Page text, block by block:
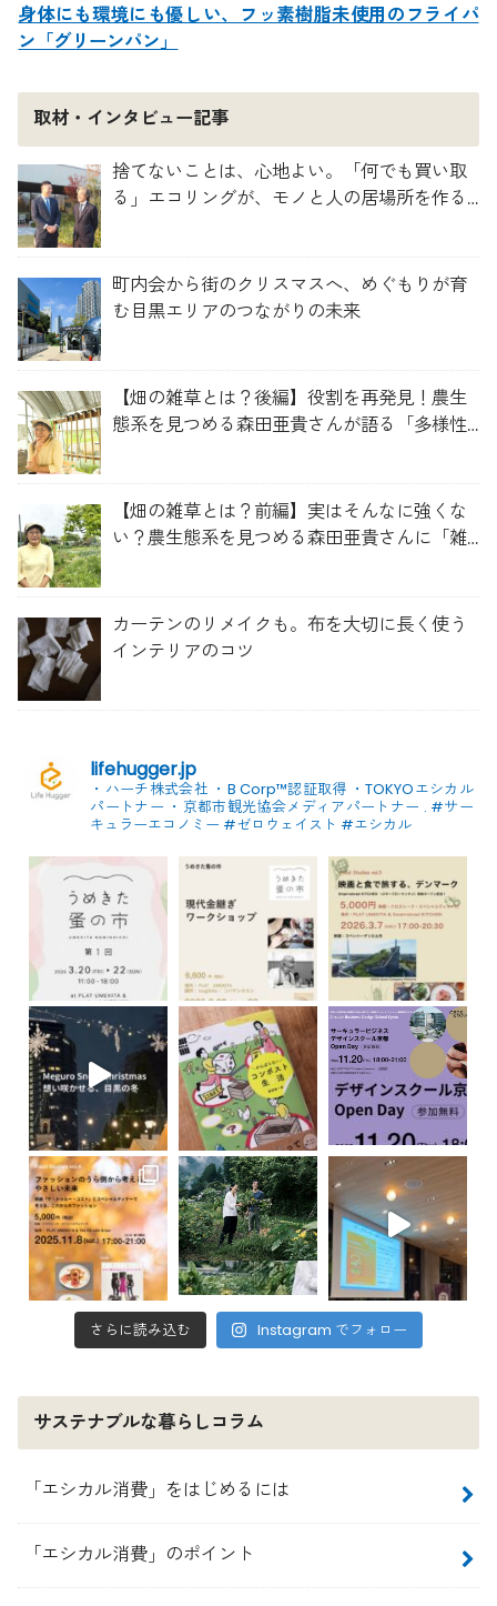
身体にも環境にも優しい、フッ素樹脂未使用のフライパ
ン「グリーンパン」
取材・インタビュー記事
捨てないことは、心地よい。「何でも買い取
る」エコリングが、モノと人の居場所を作る
町内会から街のクリスマスへ、めぐもりが育
む目黒エリアのつながりの未来
【畑の雑草とは？後編】役割を再発見！農生
態系を見つめる森田亜貴さんが語る「多様性
【畑の雑草とは？前編】実はそんなに強くな
い？農生態系を見つめる森田亜貴さんに「雑
カーテンのリメイクも。布を大切に長く使う
インテリアのコツ
lifehugger.jp
・ハーチ株式会社 ・B Corp™認証取得 ・TOKYOエシカル
パートナー ・京都市観光協会メディアパートナー . #サー
キュラーエコノミー #ゼロウェイスト #エシカル
さらに読み込む Instagram でフォロー
サステナブルな暮らしコラム
「エシカル消費」をはじめるには
「エシカル消費」のポイント